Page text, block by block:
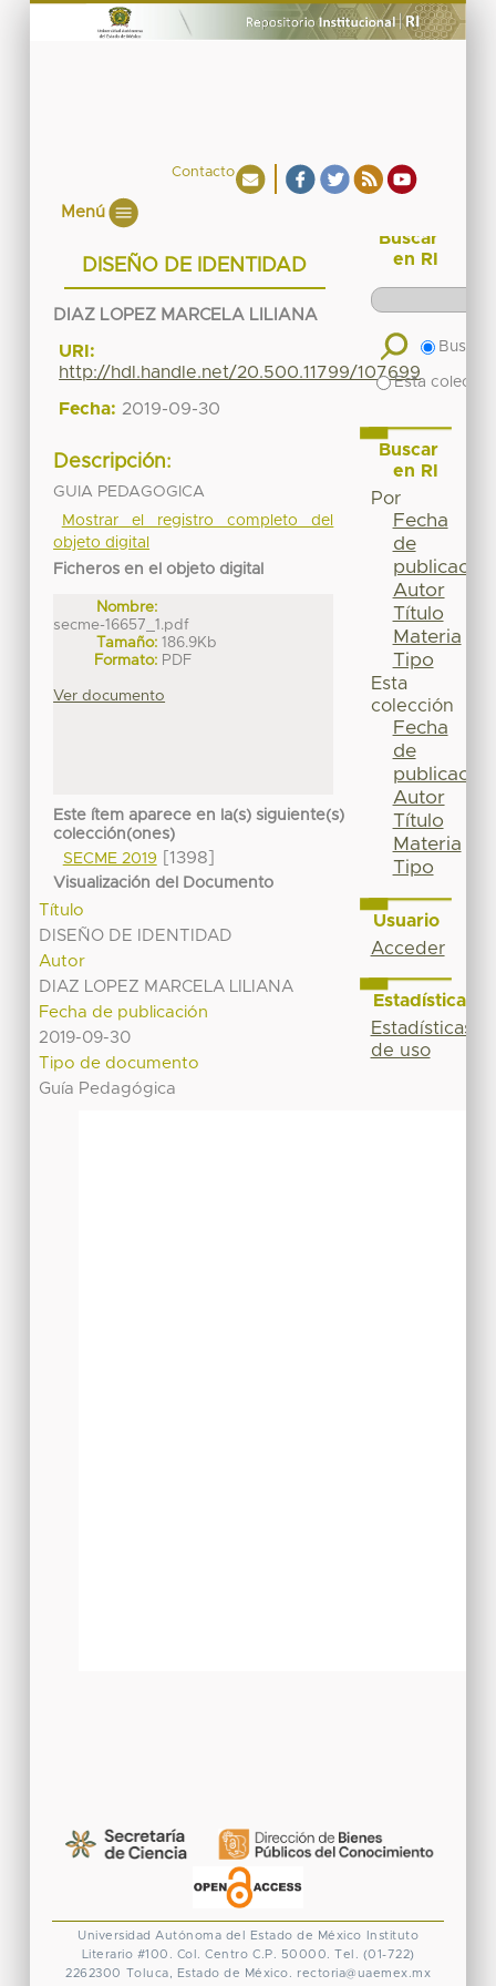
Contacto
Menú
DISEÑO DE IDENTIDAD
DIAZ LOPEZ MARCELA LILIANA
URI:
http://hdl.handle.net/20.500.11799/107699
Fecha: 2019-09-30
Descripción:
GUIA PEDAGOGICA
Mostrar el registro completo del
objeto digital
Ficheros en el objeto digital
Nombre:
secme-16657_1.pdf
Tamaño: 186.9Kb
Formato: PDF
Ver documento
Este ítem aparece en la(s) siguiente(s)
colección(ones)
SECME 2019
[1398]
Visualización del Documento
Título
DISEÑO DE IDENTIDAD
Autor
DIAZ LOPEZ MARCELA LILIANA
Fecha de publicación
2019-09-30
Tipo de documento
Guía Pedagógica
Buscar
en RI
Buscar
Esta
Buscar
en RI
Por
Fecha
de
publicación
Autor
Título
Materia
Tipo
Esta
colección
Fecha
de
publicación
Autor
Título
Materia
Tipo
Usuario
Acceder
Estadísticas
Estadísticas
de uso
Universidad Autónoma del Estado de México
Instituto
Literario #100. Col. Centro C.P. 50000. Tel. (01-722)
2262300 Toluca, Estado de México. rectoria@uaemex.mx